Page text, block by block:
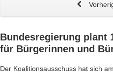
Bundesregierung plant
für Bürgerinnen und
Der Koalitionsausschuss hat sich